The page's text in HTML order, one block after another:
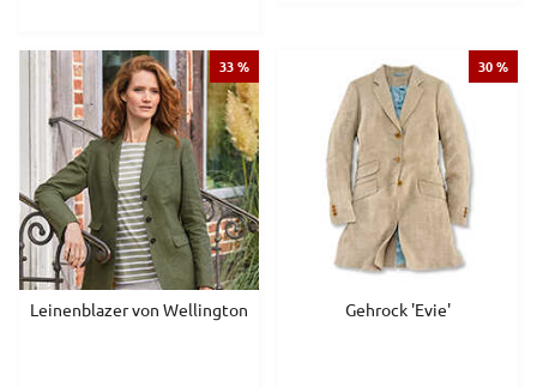
33 %
Leinenblazer von Wellington
30 %
Gehrock 'Evie'